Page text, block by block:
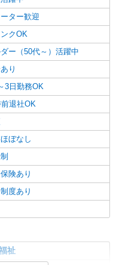
修・未経験：1,450円〜 ◆初
円〜 ◆介護福祉士：
払いOK（規定あり）
寄駅】本郷駅 ★マイカー・
定あり）
詳細を見る
ター歓迎
クOK
ー（50代～）活躍中
り
3日勤務OK
前退社OK
ぼなし
険あり
度あり
祉